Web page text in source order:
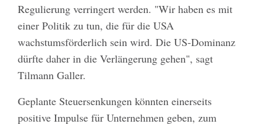
Regulierung verringert werden. "Wir haben es mit
einer Politik zu tun, die für die USA
wachstumsförderlich sein wird. Die US-Dominanz
dürfte daher in die Verlängerung gehen", sagt
Tilmann Galler.
Geplante Steuersenkungen könnten einerseits
positive Impulse für Unternehmen geben, zum